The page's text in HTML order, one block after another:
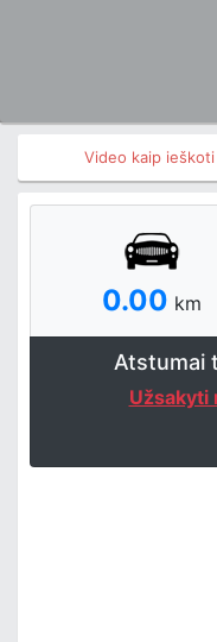
Video kaip
0.00 km
Atstumai
Užsakyti